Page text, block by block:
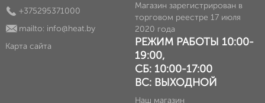
+375295371000
mailto: info@heat.by
Карта сайта
Магазин зарегистрирован в
торговом реестре 17 июля
2020 года
РЕЖИМ РАБОТЫ 10:00-
19:00,
СБ: 10:00-17:00
ВС: ВЫХОДНОЙ
Наш магазин